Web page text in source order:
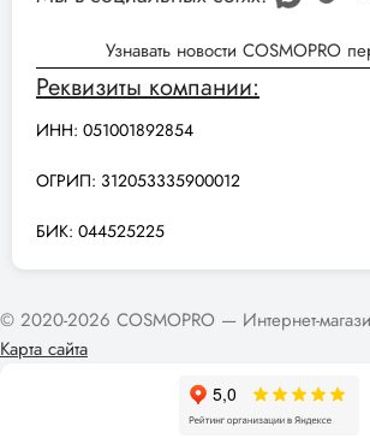
Узнавать новости COSMOPRO
Реквизиты компании:
ИНН: 051001892854
ОГРИП: 312053335900012
БИК: 044525225
© 2020-2026 COSMOPRO — Интернет-
Карта сайта